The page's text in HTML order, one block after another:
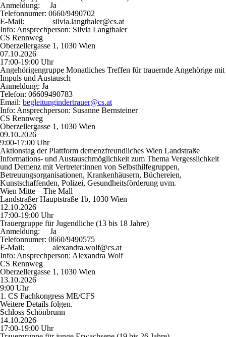
Anmeldung: Ja
Telefonnumer: 0660/9490702
E-Mail:
silvia.langthaler@cs.at
Info: Ansprechperson: Silvia Langthaler
CS Rennweg
Oberzellergasse 1, 1030 Wien
07.10.2026
17:00-19:00 Uhr
Angehörigengruppe Monatliches Treffen für trauernde Angehörige mit
Impuls und Austausch
Anmeldung: Ja
Telefon: 06609490783
Email: begleitungindertrauer@cs.at
Info: Ansprechperson: Susanne Bernsteiner
CS Rennweg
Oberzellergasse 1, 1030 Wien
09.10.2026
9:00-17:00 Uhr
Aktionstag der Plattform demenzfreundliches Wien Landstraße
Informations- und Austauschmöglichkeit zum Thema Vergesslichkeit
und Demenz mit Vertreter:innen von Selbsthilfegruppen,
Betreuungsorganisationen, Krankenhäusern, Büchereien,
Kunstschaffenden, Polizei, Gesundheitsförderung uvm.
Wien Mitte – The Mall
Landstraßer Hauptstraße 1b, 1030 Wien
12.10.2026
17:00-19:00 Uhr
Trauergruppe für Jugendliche (13 bis 18 Jahre)
Anmeldung: Ja
Telefonnumer: 0660/9490575
E-Mail:
alexandra.wolf@cs.at
Info: Ansprechperson: Alexandra Wolf
CS Rennweg
Oberzellergasse 1, 1030 Wien
13.10.2026
9:00 Uhr
1. CS Fachkongress ME/CFS
Weitere Details folgen.
Schloss Schönbrunn
14.10.2026
17:00-19:00 Uhr